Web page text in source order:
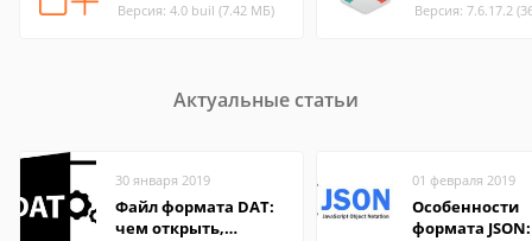
Версия: 4.0 buil (7.42 МБ) Версия: 7.6.17.2
Актуальные статьи
30 января 2019
Файл формата DAT:
чем открыть,
01 февраля 2019
Особенности
формата